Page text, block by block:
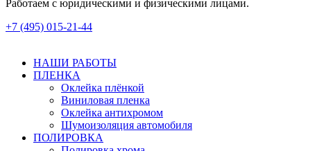
Работаем с юридическими и физическими лицами.
+7 (495) 015-21-44
НАШИ РАБОТЫ
ПЛЕНКА
Оклейка плёнкой
Виниловая пленка
Оклейка антихромом
Шумоизоляция автомобиля
ПОЛИРОВКА